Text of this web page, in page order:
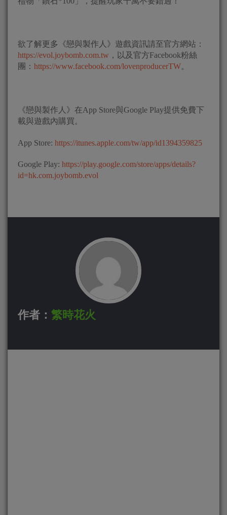
欲了解更多《戀與製作人》遊戲資訊請至官方網站：
https://evol.joybomb.com.tw ，以及官方Facebook粉絲
團： https://www.facebook.com/lovenproducerTW。
《戀與製作人》在App Store與Google Play提供免費下
載與遊戲內購買。
App Store: https://itunes.apple.com/tw/app/id1394359825
Google Play: https://play.google.com/store/apps/details?
id=hk.com.joybomb.evol
作者： 繁時花火